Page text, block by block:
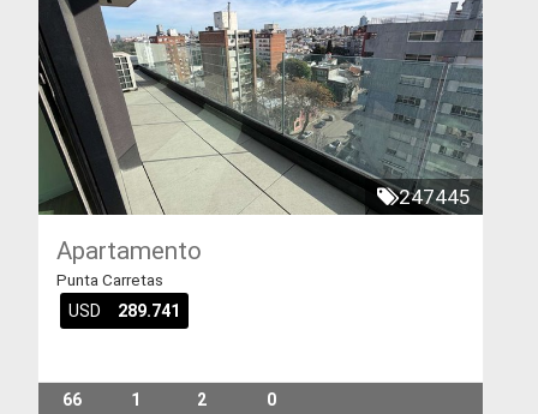
247445
Apartamento
Punta Carretas
USD 289.741
66 1 2 0